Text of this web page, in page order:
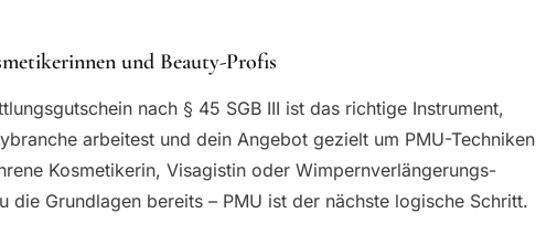
und Beauty-Profis
nach § 45 SGB III ist das richtige Instrument,
arbeitest und dein Angebot gezielt um PMU-Techniken
Kosmetikerin, Visagistin oder Wimpernverlängerungs-
die Grundlagen bereits – PMU ist der nächste logische Schritt.